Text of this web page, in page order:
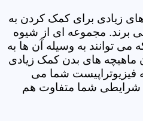
زیادی برای کمک کردن به
برند. مجموعه ای از شیوه
توانند به وسیله آن ها به
ماهیچه های بدن کمک زیادی
فیزیوتراپیست شما می
شرایطی شما متفاوت هم